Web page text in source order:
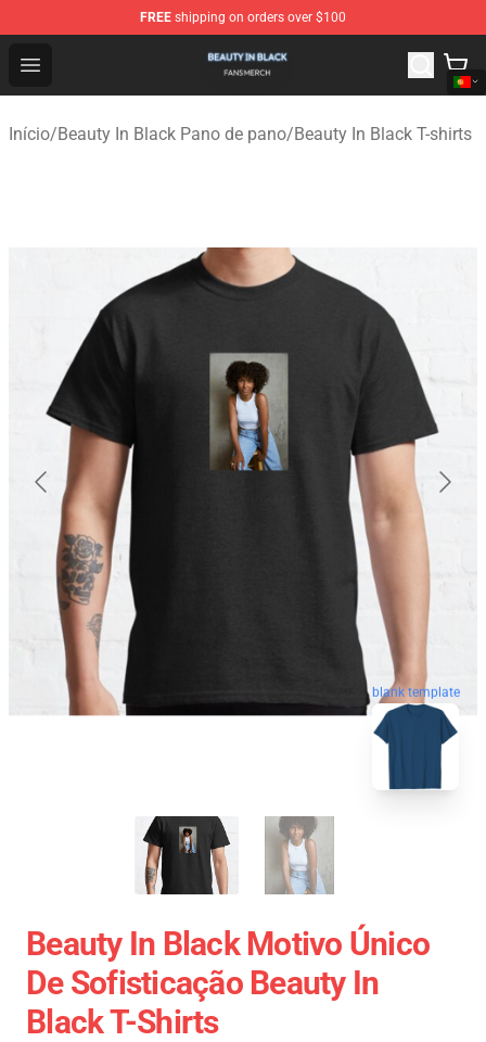
FREE shipping on orders over $100
Open menu
Beauty In Black Shop - Official Beauty In Black
Início/Beauty In Black Pano de pano/Beauty In Black T-shirts
blank template
Beauty In Black Motivo Único
De Sofisticação Beauty In
Black T-Shirts